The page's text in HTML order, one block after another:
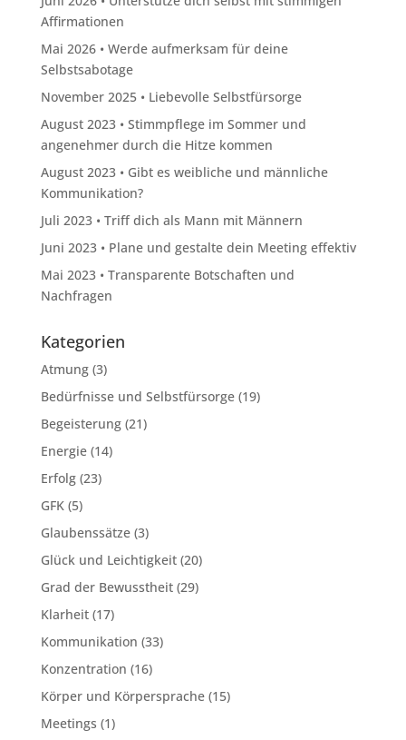
Affirmationen
Mai 2026 • Werde aufmerksam für deine
Selbstsabotage
November 2025 • Liebevolle Selbstfürsorge
August 2023 • Stimmpflege im Sommer und
angenehmer durch die Hitze kommen
August 2023 • Gibt es weibliche und männliche
Kommunikation?
Juli 2023 • Triff dich als Mann mit Männern
Juni 2023 • Plane und gestalte dein Meeting effektiv
Mai 2023 • Transparente Botschaften und
Nachfragen
Kategorien
Atmung(3)
Bedürfnisse und Selbstfürsorge(19)
Begeisterung(21)
Energie(14)
Erfolg(23)
GFK(5)
Glaubenssätze(3)
Glück und Leichtigkeit(20)
Grad der Bewusstheit(29)
Klarheit(17)
Kommunikation (33)
Konzentration (16)
Körper und Körpersprache(15)
Meetings (1)